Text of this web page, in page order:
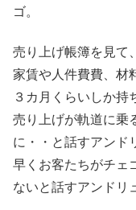
ゴ。
売り上げ帳簿を見て
家賃や人件費費、材
３カ月くらいしか持
売り上げが軌道に乗
に・・と話すアンド
早くお客たちがチェ
ないと話すアンドリ